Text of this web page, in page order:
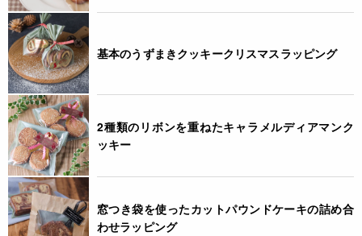
基本のうずまきクッキークリスマスラッピング
2種類のリボンを重ねたキャラメルディアマンク
ッキー
窓つき袋を使ったカットパウンドケーキの詰め合
わせラッピング